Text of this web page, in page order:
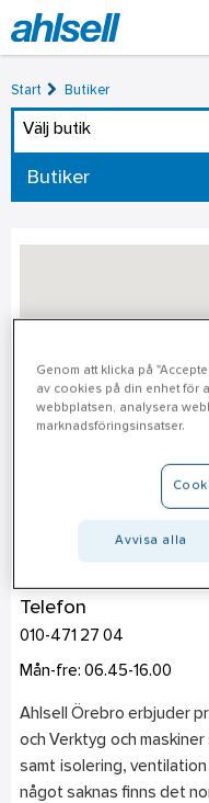
Start Butiker
Välj butik
Butiker
Örebro
Adolfsbergsvägen 5
Telefon
010-471 27 04
Mån-fre: 06.45-16.00
Ahlsell Örebro erbjuder
och Verktyg och
samt isolering, ventilation
något saknas finns det
Genom att klicka på
av cookies på din enhet för
webbplatsen, analysera
marknadsföringsinsatser.
Avvisa alla